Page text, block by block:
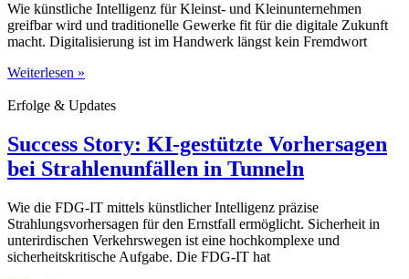
Wie künstliche Intelligenz für Kleinst- und Kleinunternehmen
greifbar wird und traditionelle Gewerke fit für die digitale Zukunft
macht. Digitalisierung ist im Handwerk längst kein Fremdwort
Weiterlesen »
Erfolge & Updates
Success Story: KI-gestützte Vorhersagen
bei Strahlenunfällen in Tunneln
Wie die FDG-IT mittels künstlicher Intelligenz präzise
Strahlungsvorhersagen für den Ernstfall ermöglicht. Sicherheit in
unterirdischen Verkehrswegen ist eine hochkomplexe und
sicherheitskritische Aufgabe. Die FDG-IT hat